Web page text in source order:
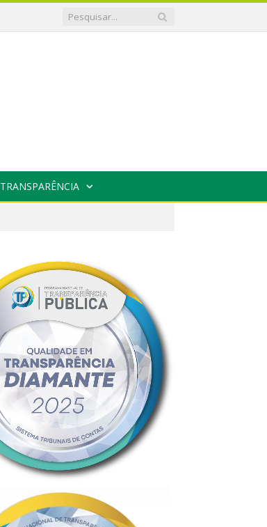
TRANSPARÊNCIA